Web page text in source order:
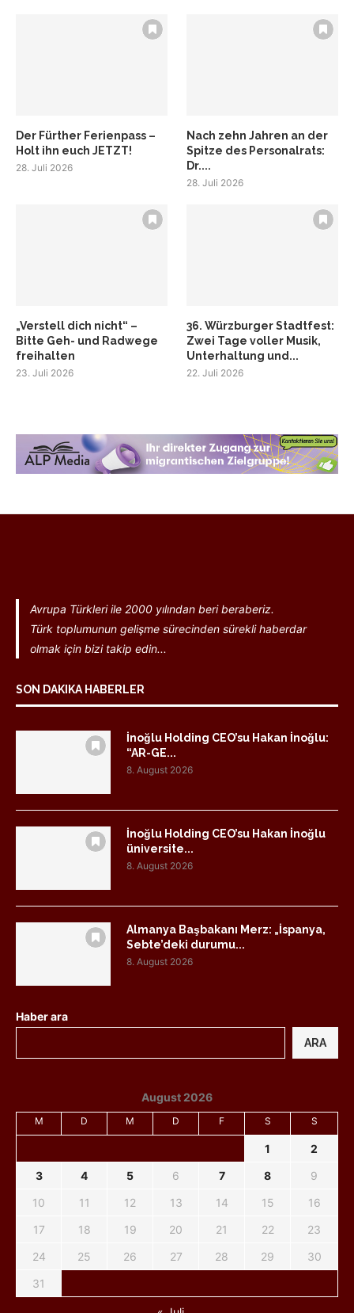
Der Fürther Ferienpass –
Holt ihn euch JETZT!
28. Juli 2026
Nach zehn Jahren an der
Spitze des Personalrats:
Dr....
28. Juli 2026
„Verstell dich nicht“ –
Bitte Geh- und Radwege
freihalten
23. Juli 2026
36. Würzburger Stadtfest:
Zwei Tage voller Musik,
Unterhaltung und...
22. Juli 2026
Avrupa Türkleri ile 2000 yılından beri beraberiz.
Türk toplumunun gelişme sürecinden sürekli haberdar
olmak için bizi takip edin...
SON DAKIKA HABERLER
İnoğlu Holding CEO’su Hakan İnoğlu:
“AR-GE...
8. August 2026
İnoğlu Holding CEO’su Hakan İnoğlu
üniversite...
8. August 2026
Almanya Başbakanı Merz: „İspanya,
Sebte’deki durumu...
8. August 2026
Haber ara
ARA
August 2026
M D M D F S S
1
2
3
4 5 6 7 8
9
10
11 12 13 14 15
16
17
18 19 20 21 22
23
24
25 26 27 28 29
30
31